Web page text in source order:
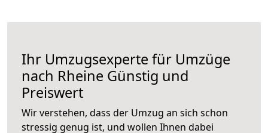
Ihr Umzugsexperte für Umzüge
nach Rheine Günstig und
Preiswert
Wir verstehen, dass der Umzug an sich schon
stressig genug ist, und wollen Ihnen dabei